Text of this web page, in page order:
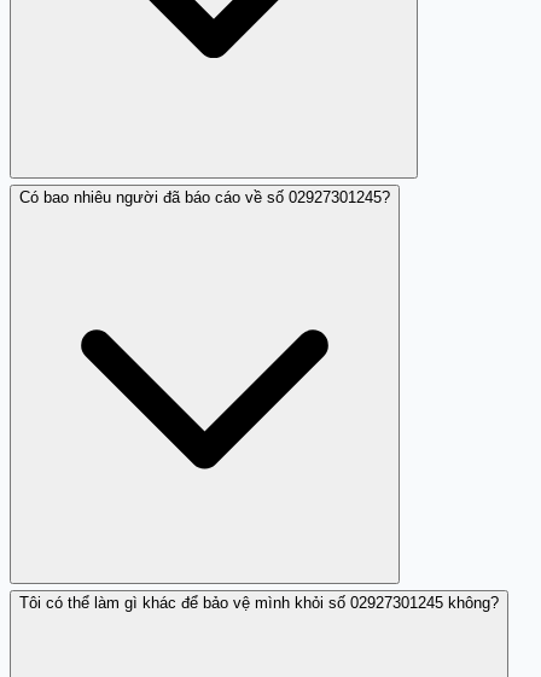
Nhiều tên lừa đảo vẫn sử dụng số điện thoại khác để tiếp
Có bao nhiêu người đã báo cáo về số 02927301245?
Hiện tại số người báo cáo chưa được thống kê chi tiết
Tôi có thể làm gì khác để bảo vệ mình khỏi số 02927301245 không?